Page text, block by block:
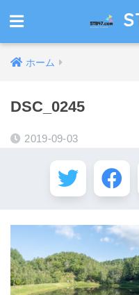
ホーム
DSC_0245
2019-09-03